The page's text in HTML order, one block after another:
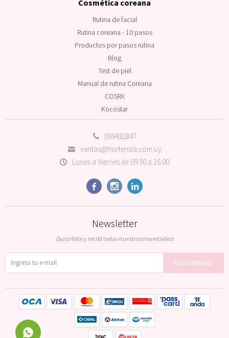
099432847
ventas@hortensia.com.uy
Lunes a Viernes de 09:30 a 16:00
  
Cosmética coreana
Rutina de facial
Rutina coreana - 10 pasos
Productos por pasos rutina
Blog
Test de piel
Manual de rutina Coreana
COSRX
Kocostar
Newsletter
¡Suscribite y recibí todas nuestras novedades!
SUSCRIBIRME